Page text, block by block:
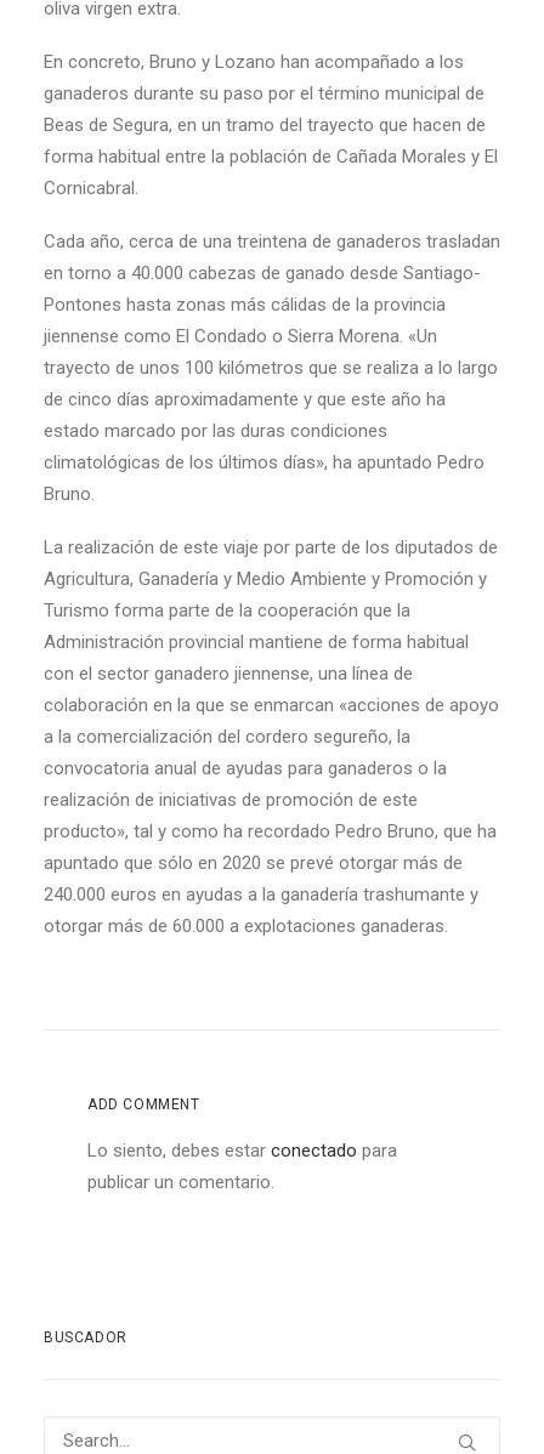
oliva virgen extra.
En concreto, Bruno y Lozano han acompañado a los
ganaderos durante su paso por el término municipal de
Beas de Segura, en un tramo del trayecto que hacen de
forma habitual entre la población de Cañada Morales y El
Cornicabral.
Cada año, cerca de una treintena de ganaderos trasladan
en torno a 40.000 cabezas de ganado desde Santiago-
Pontones hasta zonas más cálidas de la provincia
jiennense como El Condado o Sierra Morena. «Un
trayecto de unos 100 kilómetros que se realiza a lo largo
de cinco días aproximadamente y que este año ha
estado marcado por las duras condiciones
climatológicas de los últimos días», ha apuntado Pedro
Bruno.
La realización de este viaje por parte de los diputados de
Agricultura, Ganadería y Medio Ambiente y Promoción y
Turismo forma parte de la cooperación que la
Administración provincial mantiene de forma habitual
con el sector ganadero jiennense, una línea de
colaboración en la que se enmarcan «acciones de apoyo
a la comercialización del cordero segureño, la
convocatoria anual de ayudas para ganaderos o la
realización de iniciativas de promoción de este
producto», tal y como ha recordado Pedro Bruno, que ha
apuntado que sólo en 2020 se prevé otorgar más de
240.000 euros en ayudas a la ganadería trashumante y
otorgar más de 60.000 a explotaciones ganaderas.
ADD COMMENT
Lo siento, debes estar conectado para
publicar un comentario.
BUSCADOR